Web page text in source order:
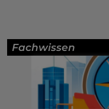
Fachwissen